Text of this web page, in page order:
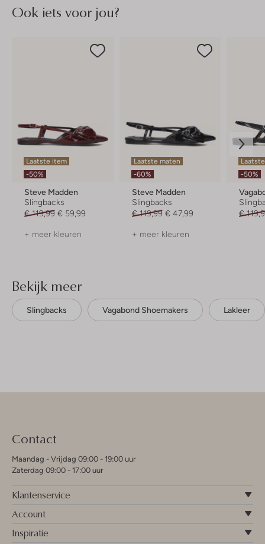
Ook iets voor jou?
Laatste item
-50%
Steve Madden
Slingbacks
€ 119,99 € 59,99
+ meer kleuren
Laatste maten
-60%
Steve Madden
Slingbacks
€ 119,99 € 47,99
+ meer kleuren
-50%
€
Bekijk meer
Slingbacks Vagabond Shoemakers Lakleer
Contact
Maandag - Vrijdag 09:00 - 19:00 uur
Zaterdag 09:00 - 17:00 uur
Klantenservice
Account
Inspiratie